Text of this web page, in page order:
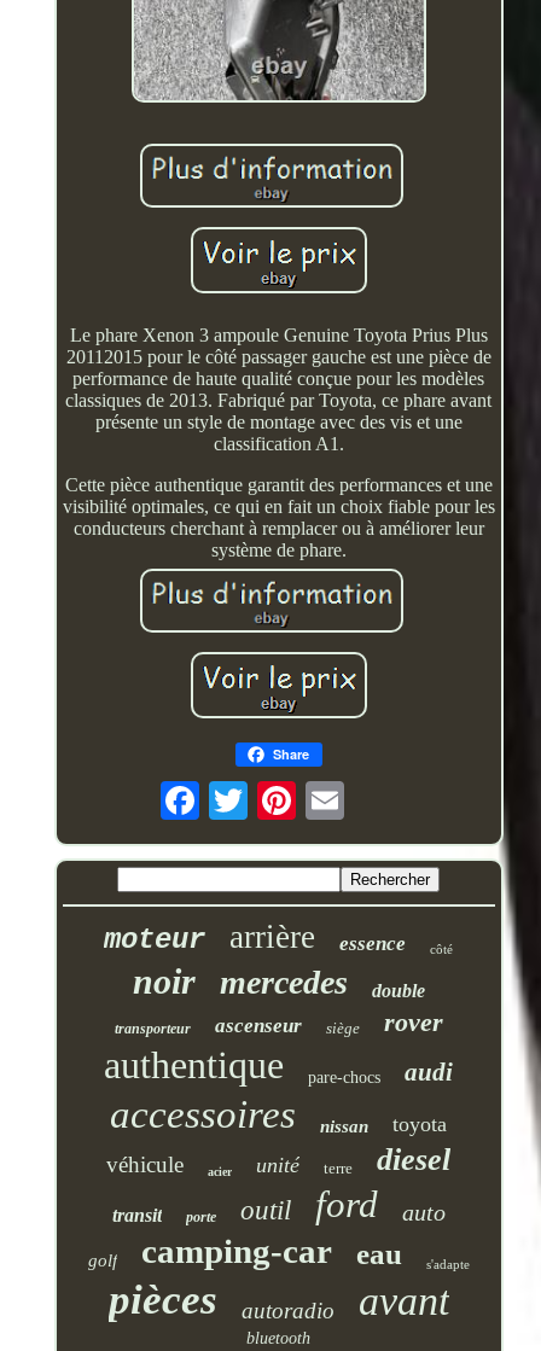
Le phare Xenon 3 ampoule Genuine Toyota Prius Plus
20112015 pour le côté passager gauche est une pièce de
performance de haute qualité conçue pour les modèles
classiques de 2013. Fabriqué par Toyota, ce phare avant
présente un style de montage avec des vis et une
classification A1.
Cette pièce authentique garantit des performances et une
visibilité optimales, ce qui en fait un choix fiable pour les
conducteurs cherchant à remplacer ou à améliorer leur
système de phare.
Share
moteur arrière essence côté
noir mercedes double
transporteur ascenseur siège rover
authentique pare-chocs audi
accessoires nissan toyota
véhicule acier unité terre diesel
transit porte outil ford auto
golf camping-car eau s'adapte
pièces autoradio avant
bluetooth